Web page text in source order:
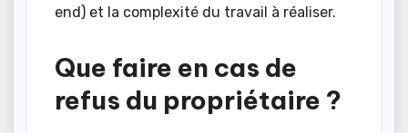
end) et la complexité du travail à réaliser.
Que faire en cas de
refus du propriétaire ?